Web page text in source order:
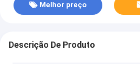
Melhor preço
Descrição De Produto